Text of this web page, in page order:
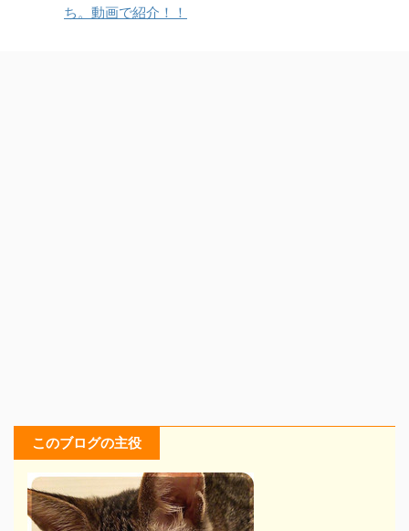
ち。動画で紹介！！
このブログの主役